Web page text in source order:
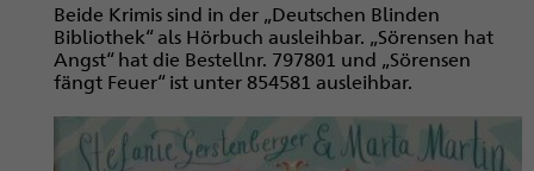
Beide Krimis sind in der „Deutschen Blinden
Bibliothek“ als Hörbuch ausleihbar. „Sörensen hat
Angst“ hat die Bestellnr. 797801 und „Sörensen
fängt Feuer“ ist unter 854581 ausleihbar.